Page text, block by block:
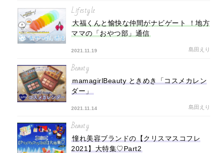
Lifestyle
大福くんと愉快な仲間がナビゲート ！地方
ママの「おやつ部」通信
2021.11.19 島田えり
Beauty
mamagirlBeauty ときめき「コスメカレン
ダー」
2021.11.14 島田えり
Beauty
憧れ美容ブランドの【クリスマスコフレ
2021】大特集♡Part2